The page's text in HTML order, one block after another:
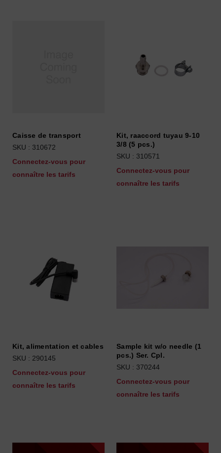
Caisse de transport
SKU : 310672
Connectez-vous pour
connaître les tarifs
Kit, raaccord tuyau 9-10
3/8 (5 pcs.)
SKU : 310571
Connectez-vous pour
connaître les tarifs
Kit, alimentation et cables
SKU : 290145
Connectez-vous pour
connaître les tarifs
Sample kit w/o needle (1
pcs.) Ser. Cpl.
SKU : 370244
Connectez-vous pour
connaître les tarifs